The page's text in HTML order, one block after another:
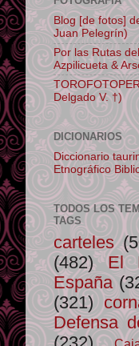
Blog [de fotos]
Juan Pelegrín)
Por las Rutas
Azpilicueta &
Delgado V. †)
DICIONARIOS
Diccionario
Etnográfico
TODOS LOS
TAGS
carteles
(482)
El
España
(321)
Defensa